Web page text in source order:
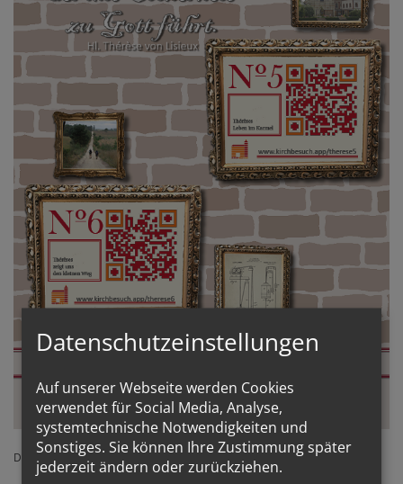
Die ganze Mini-Ausstellung als PDF herunter laden ...
Datenschutzeinstellungen
Auf unserer Webseite werden Cookies
verwendet für Social Media, Analyse,
systemtechnische Notwendigkeiten und
Sonstiges. Sie können Ihre Zustimmung später
jederzeit ändern oder zurückziehen.